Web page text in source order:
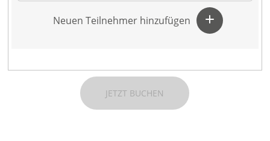
Neuen Teilnehmer hinzufügen
JETZT BUCHEN